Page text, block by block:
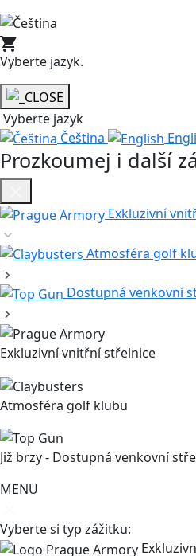
Vyberte jazyk.
Vyberte jazyk
Čeština
Prozkoumej i další
Exkluzivní
Atmosféra golf
Dostupná venkovní
Exkluzivní vnitřní střelnice
Atmosféra golf klubu
Již brzy - Dostupná venkovní
MENU
Vyberte si typ zážitku: